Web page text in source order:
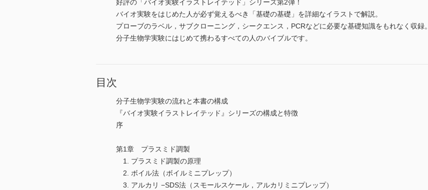
好評の「バイオ実験イラストレイテッド」シリーズ第2弾！
バイオ実験をはじめた人が必ず覚えるべき「基礎の基礎」を詳細なイラストで解説。
プローブのラベル，サブクローニング，シークエンス，PCRなどに必要な基礎知識をもれなく収録。
分子生物学実験にはじめて携わるすべての人のバイブルです。
目次
分子生物学実験の流れと本書の構成
『バイオ実験イラストレイテッド』シリーズの構成と特徴
序
第1章 プラスミド調製
1. プラスミド調製の原理
2. ボイル法（ボイルミニプレップ）
3. アルカリ −SDS法（スモールスケール，アルカリミニプレップ）